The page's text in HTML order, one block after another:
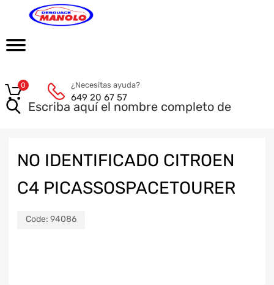
¿Necesitas ayuda?
649 20 67 57
0
NO IDENTIFICADO CITROEN
C4 PICASSOSPACETOURER
Code: 94086